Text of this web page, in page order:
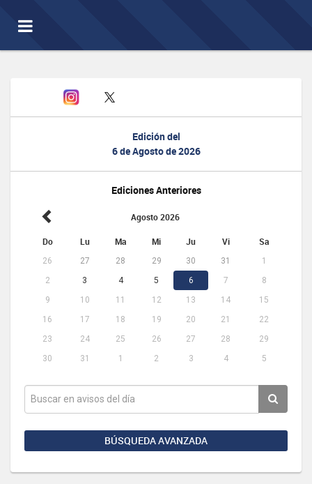
Toggle
navigation
Edición del
6 de Agosto de 2026
Ediciones Anteriores
Agosto 2026
Do Lu Ma Mi Ju Vi Sa
26 27 28 29 30 31
1
2
3 4 5 6 7
8
9
10 11 12 13 14
15
16
17 18 19 20 21
22
23
24 25 26 27 28
29
30
31 1 2 3 4 5
BÚSQUEDA AVANZADA